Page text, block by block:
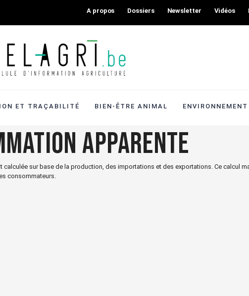
A propos Dossiers Newsletter Vidéos
ET TRAÇABILITÉ BIEN-ÊTRE ANIMAL ENVIRONNEMENT
apparente
calculée sur base de la production, des importations et des exportations. Ce calcul
consommateurs.